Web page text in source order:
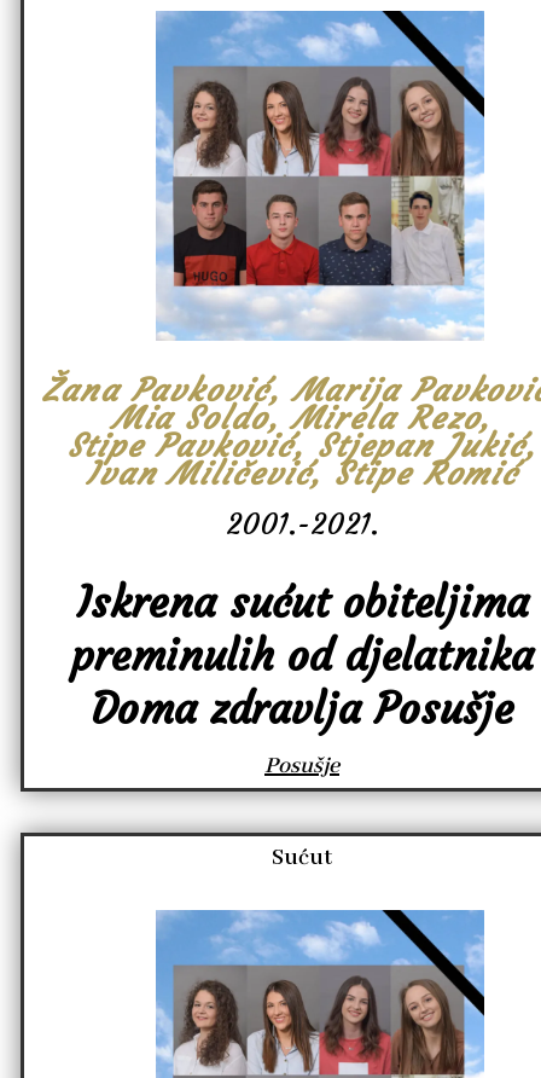
Žana Pavković, Marija
Mia Soldo, Mirela Rezo,
Stipe Pavković, Stjepan Jukić,
Ivan Miličević, Stipe Romić
2001.-2021.
Iskrena sućut obiteljima
preminulih od djelatnika
Doma zdravlja Posušje
Posušje
Sućut